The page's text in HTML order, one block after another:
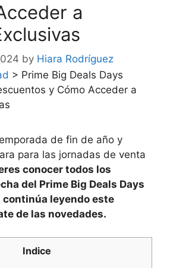
a
by Hiara Rodríguez
> Prime Big Deals Days
y Cómo Acceder a
de fin de año y
para las jornadas de venta
conocer todos los
del Prime Big Deals Days
leyendo este
de las novedades.
Indice